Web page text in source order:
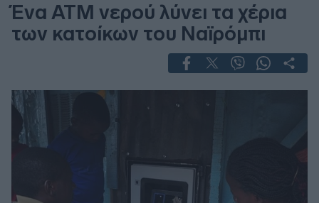
Ένα ATM νερού λύνει τα χέρια
των κατοίκων του Ναϊρόμπι